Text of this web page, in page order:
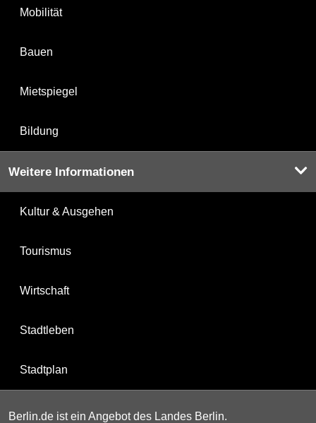
Mobilität
Bauen
Mietspiegel
Bildung
Weitere Informationen
Kultur & Ausgehen
Tourismus
Wirtschaft
Stadtleben
Stadtplan
Berlin.de ist ein Angebot des Landes Berlin.